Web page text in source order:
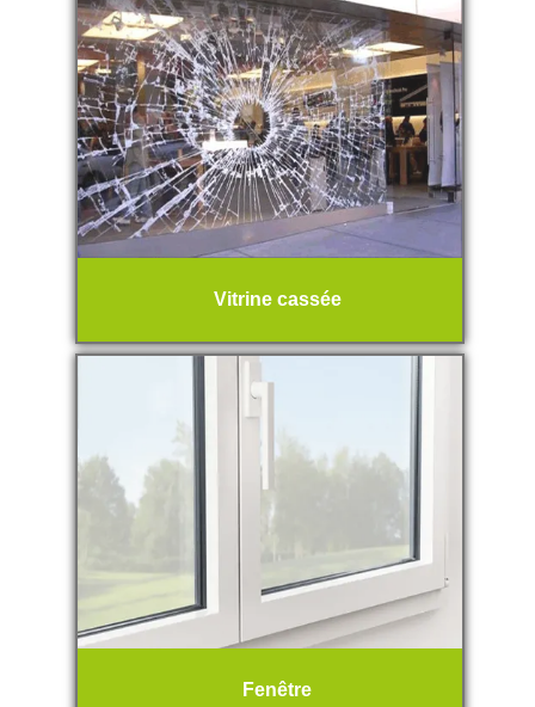
Vitrine cassée
Fenêtre